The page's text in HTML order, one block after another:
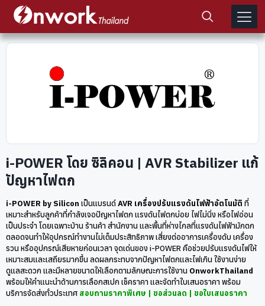
i-POWER โดย ซิลิคอน | AVR Stabilizer แก้
ปัญหาไฟตก
i-POWER by Silicon เป็นแบรนด์AVR เครื่องปรับแรงดันไฟฟ้าอัตโนมัติ ที่
เหมาะสำหรับลูกค้าที่กำลังเจอปัญหาไฟตก แรงดันไฟตกบ่อย ไฟไม่นิ่ง หรือไฟอ่อน
เป็นประจำ โดยเฉพาะบ้าน ร้านค้า สำนักงาน และพื้นที่ห่างไกลที่แรงดันไฟฟ้ามักตก
ตลอดจนทำให้อุปกรณ์ทำงานไม่เต็มประสิทธิภาพ เสี่ยงต่ออาการเครื่องดับ เครื่อง
รวน หรืออุปกรณ์เสียหายก่อนเวลา จุดเด่นของ i-POWER คือช่วยปรับแรงดันไฟให้
เหมาะสมและเสถียรมากขึ้น ลดผลกระทบจากปัญหาไฟตกและไฟเกิน ใช้งานง่าย
ดูแลสะดวก และมีหลายขนาดให้เลือกตามลักษณะการใช้งาน OnworkThailand
พร้อมให้คำแนะนำด้านการเลือกสเปก เช็คราคา และจัดทำใบเสนอราคา พร้อม
บริการจัดส่งทั่วประเทศ สอบถามราคาพิเศษ | ขอส่วนลด | ขอใบเสนอราคา